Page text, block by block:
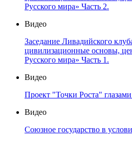
Русского мира» Часть 2.
Видео
Заседание Ливадийского
цивилизационные основы,
Русского мира» Часть 1.
Видео
Проект "Точки Роста"
Видео
Союзное государство в